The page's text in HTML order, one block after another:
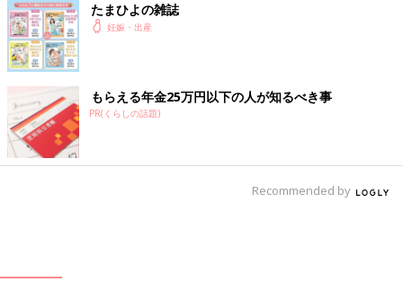
たまひよの雑誌
妊娠・出産
もらえる年金25万円以下の人が知るべき事
PR(くらしの話題)
Recommended by